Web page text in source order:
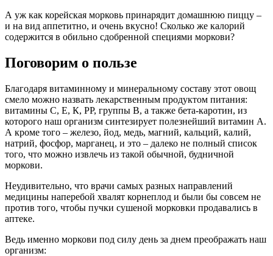
А уж как корейская морковь принарядит домашнюю пиццу –
и на вид аппетитно, и очень вкусно! Сколько же калорий
содержится в обильно сдобренной специями моркови?
Поговорим о пользе
Благодаря витаминному и минеральному составу этот овощ
смело можно назвать лекарственным продуктом питания:
витамины С, Е, К, РР, группы В, а также бета-каротин, из
которого наш организм синтезирует полезнейший витамин А.
А кроме того – железо, йод, медь, магний, кальций, калий,
натрий, фосфор, марганец, и это – далеко не полный список
того, что можно извлечь из такой обычной, будничной
моркови.
Неудивительно, что врачи самых разных направлений
медицины наперебой хвалят корнеплод и были бы совсем не
против того, чтобы пучки сушеной морковки продавались в
аптеке.
Ведь именно моркови под силу день за днем преображать наш
организм: